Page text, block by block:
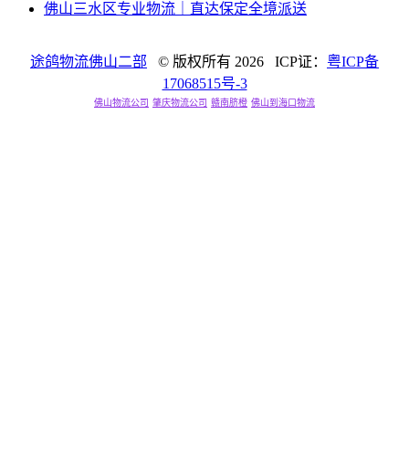
佛山三水区专业物流｜直达保定全境派送
途鸽物流佛山二部 © 版权所有 2026 ICP证： 粤ICP备
17068515号-3
佛山物流公司 肇庆物流公司 赣南脐橙 佛山到海口物流